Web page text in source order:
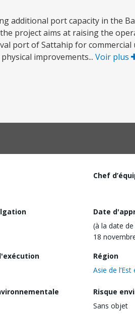
additional port capacity in the
project aims at raising the
port of Sattahip for
improvements... Voir plus
Chef
Date
(à la date
18
Région
Asie de
Risque
Sans objet